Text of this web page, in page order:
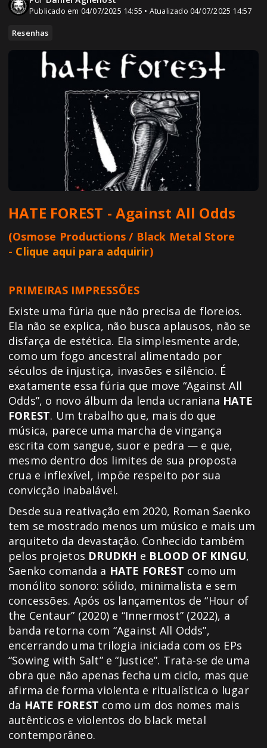
Publicado em 04/07/2025 14:55 • Atualizado 04/07/2025 14:57
Resenhas
HATE FOREST - Against All Odds
(Osmose Productions / Black Metal Store
- Clique aqui para adquirir)
PRIMEIRAS IMPRESSÕES
Existe uma fúria que não precisa de floreios.
Ela não se explica, não busca aplausos, não se
disfarça de estética. Ela simplesmente arde,
como um fogo ancestral alimentado por
séculos de injustiça, invasões e silêncio. É
exatamente essa fúria que move “Against All
Odds”, o novo álbum da lenda ucraniana HATE
FOREST. Um trabalho que, mais do que
música, parece uma marcha de vingança
escrita com sangue, suor e pedra — e que,
mesmo dentro dos limites de sua proposta
crua e inflexível, impõe respeito por sua
convicção inabalável.
Desde sua reativação em 2020, Roman Saenko
tem se mostrado menos um músico e mais um
arquiteto da devastação. Conhecido também
pelos projetos DRUDKH e BLOOD OF KINGU,
Saenko comanda a HATE FOREST como um
monólito sonoro: sólido, minimalista e sem
concessões. Após os lançamentos de “Hour of
the Centaur” (2020) e “Innermost” (2022), a
banda retorna com “Against All Odds”,
encerrando uma trilogia iniciada com os EPs
“Sowing with Salt” e “Justice”. Trata-se de uma
obra que não apenas fecha um ciclo, mas que
afirma de forma violenta e ritualística o lugar
da HATE FOREST como um dos nomes mais
autênticos e violentos do black metal
contemporâneo.